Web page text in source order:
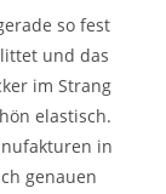
so fest
und das
im Strang
elastisch.
in
genauen